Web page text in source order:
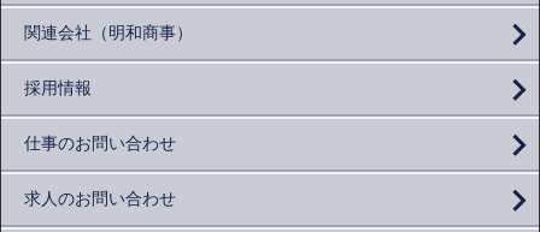
関連会社（明和商事）
採用情報
仕事のお問い合わせ
求人のお問い合わせ